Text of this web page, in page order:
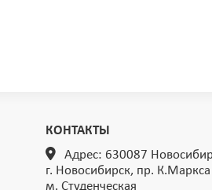
КОНТАКТЫ
Адрес: 630087
г. Новосибирск, пр.
м. Студенческая